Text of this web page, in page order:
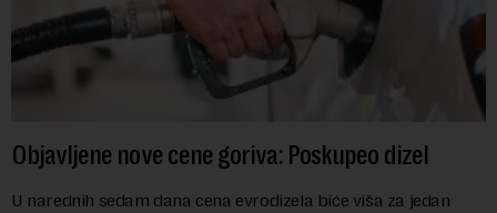
Objavljene nove cene goriva: Poskupeo dizel
U narednih sedam dana cena evrodizela biće viša za jedan